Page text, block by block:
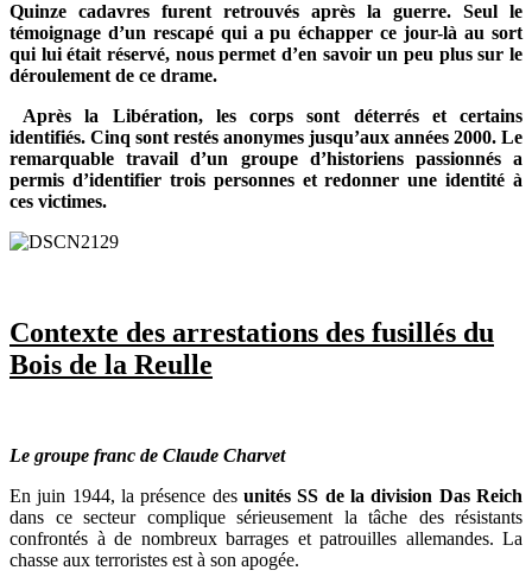
Quinze cadavres furent retrouvés après la guerre. Seul le
témoignage d’un rescapé qui a pu échapper ce jour-là au sort
qui lui était réservé, nous permet d’en savoir un peu plus sur le
déroulement de ce drame.
Après la Libération, les corps sont déterrés et certains
identifiés. Cinq sont restés anonymes jusqu’aux années 2000. Le
remarquable travail d’un groupe d’historiens passionnés a
permis d’identifier trois personnes et redonner une identité à
ces victimes.
Contexte des arrestations des fusillés du
Bois de la Reulle
Le groupe franc de Claude Charvet
En juin 1944, la présence des unités SS de la division Das Reich
dans ce secteur complique sérieusement la tâche des résistants
confrontés à de nombreux barrages et patrouilles allemandes. La
chasse aux terroristes est à son apogée.